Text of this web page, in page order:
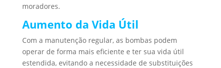
moradores.
Aumento da Vida Útil
Com a manutenção regular, as bombas podem
operar de forma mais eficiente e ter sua vida útil
estendida, evitando a necessidade de substituições